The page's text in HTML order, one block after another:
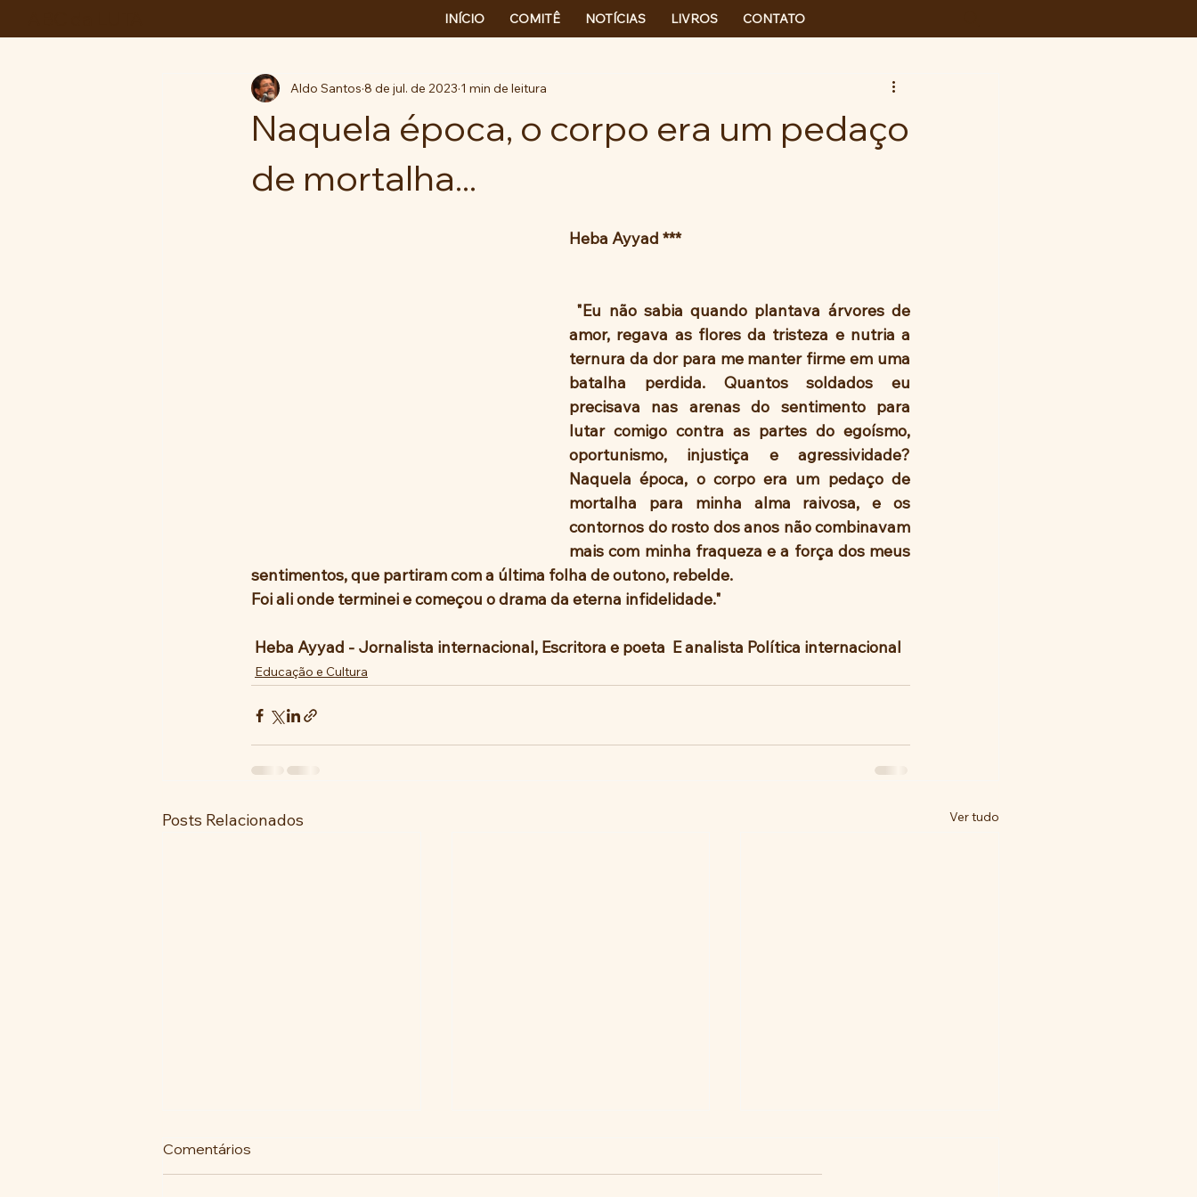
INÍCIO COMITÊ NOTÍCIAS LIVROS CONTATO
Naquela época, o corpo era um pedaço
de mortalha...
Aldo Santos 8 de jul. de 2023 1 min de leitura
Heba Ayyad ***
amor, regava as flores da tristeza e nutria a
ternura da dor para me manter firme em uma
batalha perdida. Quantos soldados eu
precisava nas arenas do sentimento para
lutar comigo contra as partes do egoísmo,
oportunismo, injustiça e agressividade?
Naquela época, o corpo era um pedaço de
mortalha para minha alma raivosa, e os
contornos do rosto dos anos não combinavam
mais com minha fraqueza e a força dos meus
sentimentos, que partiram com a última folha de outono, rebelde.
Foi ali onde terminei e começou o drama da eterna infidelidade."
Heba Ayyad - Jornalista internacional, Escritora e poeta  E analista Política internacional
Educação e Cultura
Posts Relacionados Ver tudo
Comentários